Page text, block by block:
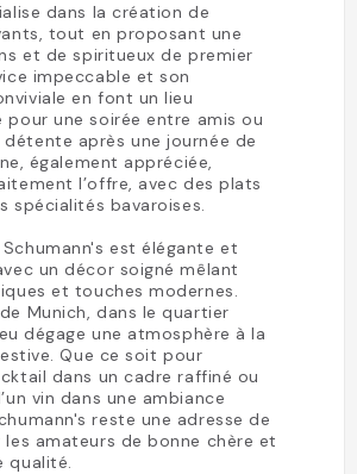
dans la création de
tout en proposant une
et de spiritueux de premier
impeccable et son
en font un lieu
pour une soirée entre amis ou
après une journée de
également appréciée,
l’offre, avec des plats
spécialités bavaroises.
Schumann's est élégante et
un décor soigné mêlant
et touches modernes.
Munich, dans le quartier
dégage une atmosphère à la
Que ce soit pour
dans un cadre raffiné ou
vin dans une ambiance
reste une adresse de
amateurs de bonne chère et
qualité.